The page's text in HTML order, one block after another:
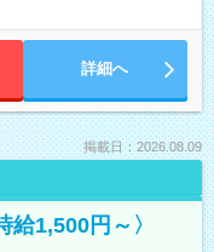
詳細へ
掲載日：2026.08.09
給1,500円～〉